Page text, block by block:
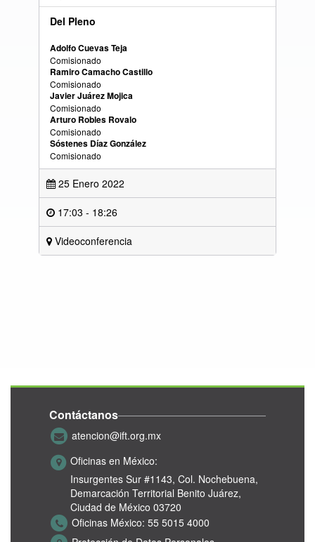
Del Pleno
Adolfo Cuevas Teja
Comisionado
Ramiro Camacho Castillo
Comisionado
Javier Juárez Mojica
Comisionado
Arturo Robles Rovalo
Comisionado
Sóstenes Díaz González
Comisionado
25 Enero 2022
17:03 - 18:26
Videoconferencia
Contáctanos
atencion@ift.org.mx
Oficinas en México:
Insurgentes Sur #1143, Col. Nochebuena,
Demarcación Territorial Benito Juárez,
Ciudad de México 03720
Oficinas México: 55 5015 4000